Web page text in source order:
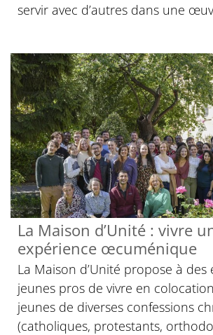
servir avec d’autres dans une
La Maison d’Unité : vivre
expérience œcuménique
La Maison d’Unité propose à
jeunes pros de vivre en
jeunes de diverses confessions
(catholiques, protestants,